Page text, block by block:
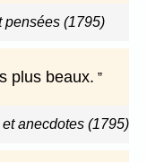
pensées (1795)
plus beaux.
anecdotes (1795)